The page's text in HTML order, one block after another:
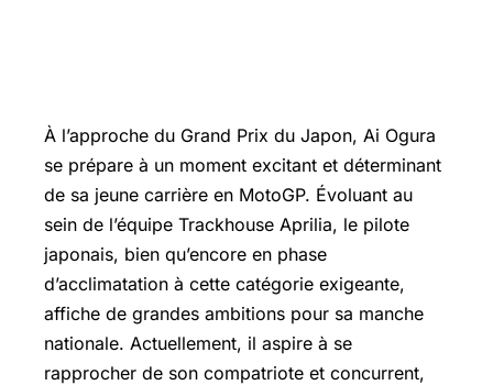
À l’approche du Grand Prix du Japon, Ai Ogura
se prépare à un moment excitant et déterminant
de sa jeune carrière en MotoGP. Évoluant au
sein de l’équipe Trackhouse Aprilia, le pilote
japonais, bien qu’encore en phase
d’acclimatation à cette catégorie exigeante,
affiche de grandes ambitions pour sa manche
nationale. Actuellement, il aspire à se
rapprocher de son compatriote et concurrent,